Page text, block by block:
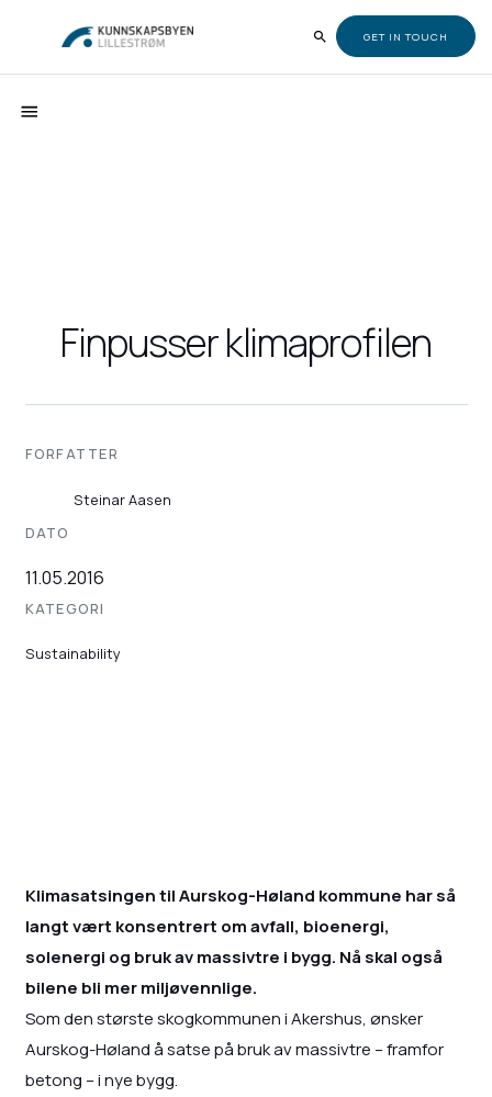
GET IN TOUCH
Finpusser klimaprofilen
FORFATTER
Steinar Aasen
DATO
11.05.2016
KATEGORI
Sustainability
Klimasatsingen til Aurskog-Høland kommune har så
langt vært konsentrert om avfall, bioenergi,
solenergi og bruk av massivtre i bygg. Nå skal også
bilene bli mer miljøvennlige.
Som den største skogkommunen i Akershus, ønsker
Aurskog-Høland å satse på bruk av massivtre – framfor
betong – i nye bygg.